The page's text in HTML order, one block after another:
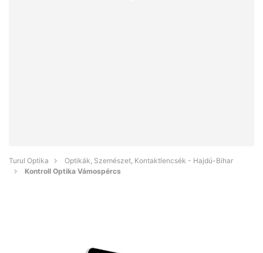
Turul Optika
Optikák, Szemészet, Kontaktlencsék - Hajdú-Bihar
Kontroll Optika Vámospércs